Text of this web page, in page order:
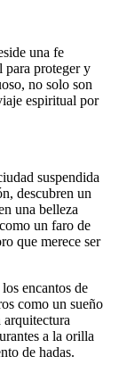
una fe
para proteger y
no solo son
espiritual por
suspendida
descubren un
una belleza
un faro de
que merece ser
encantos de
como un sueño
a la orilla
de hadas.